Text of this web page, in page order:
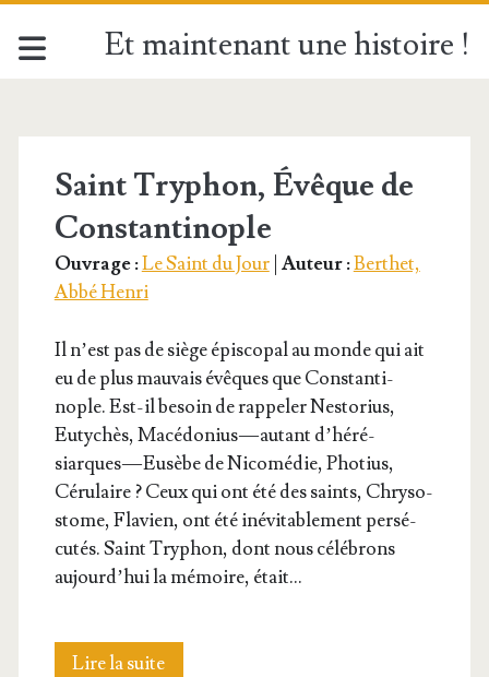
Et maintenant une histoire !
<span>Saint
Tryphon</span>
Saint Tryphon, Évêque de
Constantinople
Ouvrage :Le Saint du Jour| Auteur :Berthet,
Abbé Henri
Il n’est pas de siège épis­co­pal au monde qui ait
eu de plus mau­vais évêques que Constan­ti­
nople. Est-il besoin de rap­pe­ler Nes­to­rius,
Euty­chès, Macé­do­nius — autant d’hé­ré­
siarques — Eusèbe de Nico­mé­die, Pho­tius,
Céru­laire ? Ceux qui ont été des saints, Chry­so­
stome, Fla­vien, ont été inévi­ta­ble­ment per­sé­
cu­tés. Saint Try­phon, dont nous célé­brons
aujourd’­hui la mémoire, était…
Lire la suiteSaint